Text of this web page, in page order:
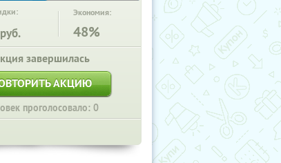
руб.
Экономия:
48%
завершилась
АКЦИЮ
проголосовало: 0